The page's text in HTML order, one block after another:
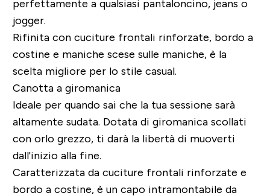
perfettamente a qualsiasi pantaloncino, jeans o
jogger.
Rifinita con cuciture frontali rinforzate, bordo a
costine e maniche scese sulle maniche, è la
scelta migliore per lo stile casual.
Canotta a giromanica
Ideale per quando sai che la tua sessione sarà
altamente sudata. Dotata di giromanica scollati
con orlo grezzo, ti darà la libertà di muoverti
dall'inizio alla fine.
Caratterizzata da cuciture frontali rinforzate e
bordo a costine, è un capo intramontabile da